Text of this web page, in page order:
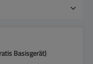
Basisgerät)